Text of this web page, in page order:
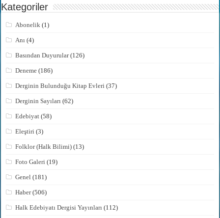
Kategoriler
Abonelik (1)
Anı (4)
Basından Duyurular(126)
Deneme (186)
Derginin Bulunduğu Kitap Evleri (37)
Derginin Sayıları (62)
Edebiyat (58)
Eleştiri (3)
Folklor (Halk Bilimi) (13)
Foto Galeri (19)
Genel (181)
Haber(506)
Halk Edebiyatı Dergisi Yayınları (112)